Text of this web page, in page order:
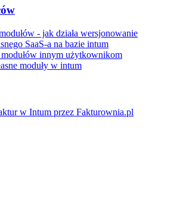
- jak działa wersjonowanie
SaaS-a na bazie intum
innym użytkownikom
moduły w intum
w Intum przez Fakturownia.pl